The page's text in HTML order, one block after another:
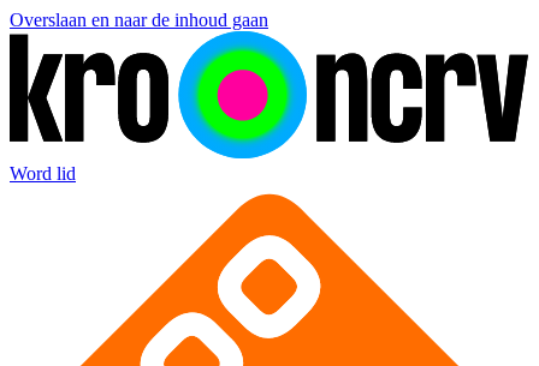
Overslaan en naar de inhoud gaan
Word lid